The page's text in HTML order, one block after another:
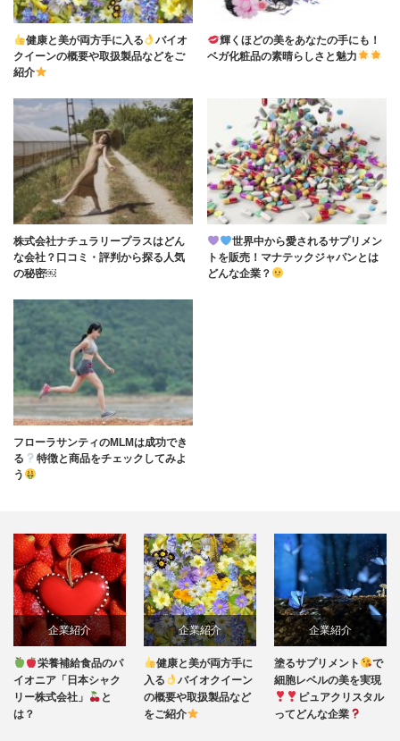
健康と美が両方手に入る
バイオ
クイーンの概要や取扱製品などをご
紹介
輝くほどの美をあなたの手にも！
ベガ化粧品の素晴らしさと魅力
株式会社ナチュラリープラスはどん
な会社？口コミ・評判から探る人気
の秘密￼
世界中から愛されるサプリメン
トを販売！マナテックジャパンとは
どんな企業？
フローラサンティのMLMは成功でき
る
特徴と商品をチェックしてみよ
う
企業紹介
栄養補給食品のパ
イオニア「日本シャク
リー株式会社」
と
は？
企業紹介
健康と美が両方手に
入る
バイオクイーン
の概要や取扱製品など
をご紹介
企業紹介
塗るサプリメント
で
細胞レベルの美を実現
ピュアクリスタル
ってどんな企業